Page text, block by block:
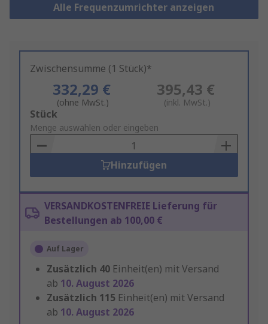
Alle Frequenzumrichter anzeigen
Zwischensumme (1 Stück)*
332,29 €
(ohne MwSt.)
395,43 €
(inkl. MwSt.)
Add
to
Basket
Stück
Menge auswählen oder eingeben
Hinzufügen
VERSANDKOSTENFREIE Lieferung für
Bestellungen ab 100,00 €
Auf Lager
Zusätzlich 40 Einheit(en) mit Versand
ab 10. August 2026
Zusätzlich 115 Einheit(en) mit Versand
ab 10. August 2026